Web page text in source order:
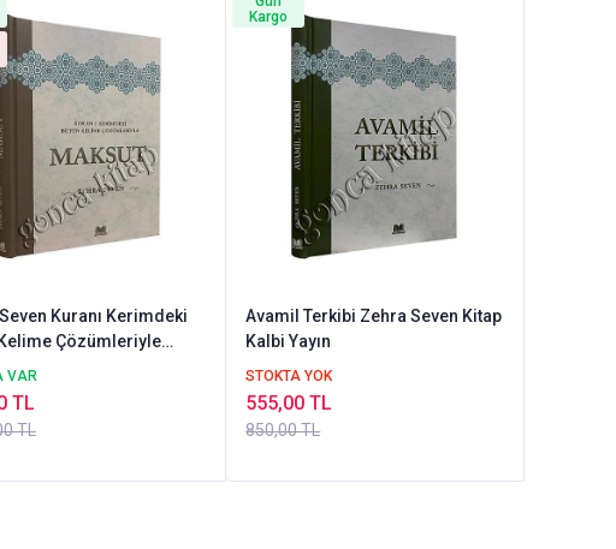
Kuranı Kerimdeki
Çözümleriyle
VAR
TL
TL
Avamil Terkibi Zehra Seven Kitap
Kalbi Yayın
STOKTA YOK
850,00 TL
555,00 TL
Kargo